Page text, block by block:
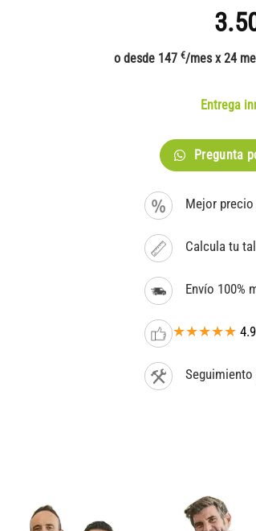
o desde 147 €/mes x 24
Entrega
Pregunta
Mejor
Calcula tu
Envío 100%
★★★★★
Seguimiento